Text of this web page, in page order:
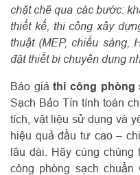
chặt chẽ qua các bước:
thiết kế, thi công xây
thuật (MEP, chiếu sáng,
đặt thiết bị chuyên dụng
Báo giáthi công phòng
Sạch Bảo Tín tính toán
tích, vật liệu sử dụng và
hiệu quả đầu tư cao –
lâu dài. Hãy cùng
công phòng sạch